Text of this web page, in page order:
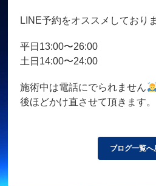
LINE予約をオススメしており
平日13:00〜26:00
土日14:00〜24:00
施術中は電話にでられません
後ほどかけ直させて頂きます。
ブログ一覧へ